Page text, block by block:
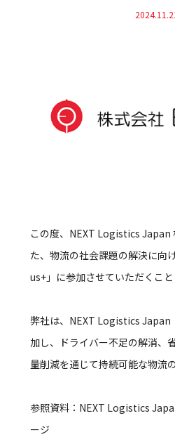
この度、NEXT Logistics Japan
た、物流の社会課題の解決に向
us+」に参加させていただくこと
弊社は、NEXT Logistics Japan
加し、ドライバー不足の解消、
量削減を通じて持続可能な物流
参照資料：NEXT Logistics
ージ